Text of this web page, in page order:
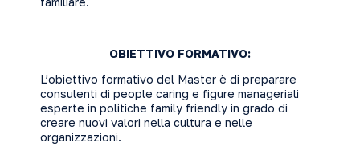
OBIETTIVO FORMATIVO:
L’obiettivo formativo del Master è di preparare
consulenti di people caring e figure manageriali
esperte in politiche family friendly in grado di
creare nuovi valori nella cultura e nelle
organizzazioni.